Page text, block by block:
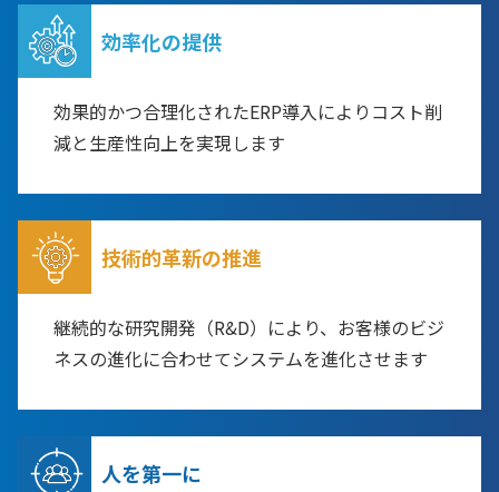
効率化の提供
効果的かつ合理化されたERP導入によりコスト削
減と生産性向上を実現します
技術的革新の推進
継続的な研究開発（R&D）により、お客様のビジ
ネスの進化に合わせてシステムを進化させます
人を第一に